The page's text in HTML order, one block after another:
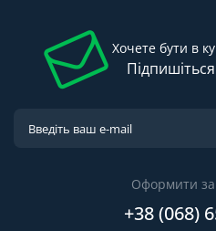
Хочете бути в
Оформити
+38 (068)